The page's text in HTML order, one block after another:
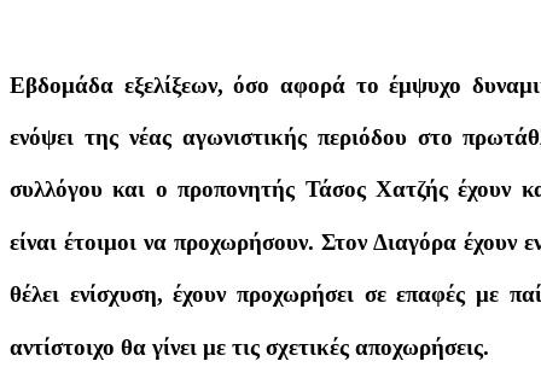
Εβδομάδα εξελίξεων, όσο αφορά το έμψυχο
ενόψει της νέας αγωνιστικής περιόδου στο
συλλόγου και ο προπονητής Τάσος Χατζής έχουν
είναι έτοιμοι να προχωρήσουν. Στον Διαγόρα έχουν
θέλει ενίσχυση, έχουν προχωρήσει σε επαφές με
αντίστοιχο θα γίνει με τις σχετικές αποχωρήσεις.